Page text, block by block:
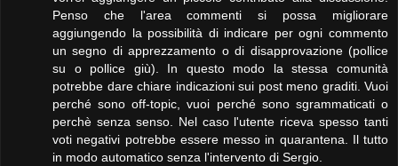
Penso che l'area commenti si possa migliorare
aggiungendo la possibilità di indicare per ogni commento
un segno di apprezzamento o di disapprovazione (pollice
su o pollice giù). In questo modo la stessa comunità
potrebbe dare chiare indicazioni sui post meno graditi. Vuoi
perché sono off-topic, vuoi perché sono sgrammaticati o
perchè senza senso. Nel caso l'utente riceva spesso tanti
voti negativi potrebbe essere messo in quarantena. Il tutto
in modo automatico senza l'intervento di Sergio.